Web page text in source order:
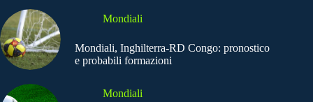
Mondiali
Mondiali, Inghilterra-RD Congo: pronostico
e probabili formazioni
Mondiali